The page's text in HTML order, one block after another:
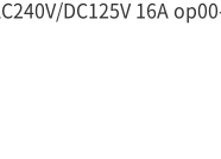
DC125V 16A